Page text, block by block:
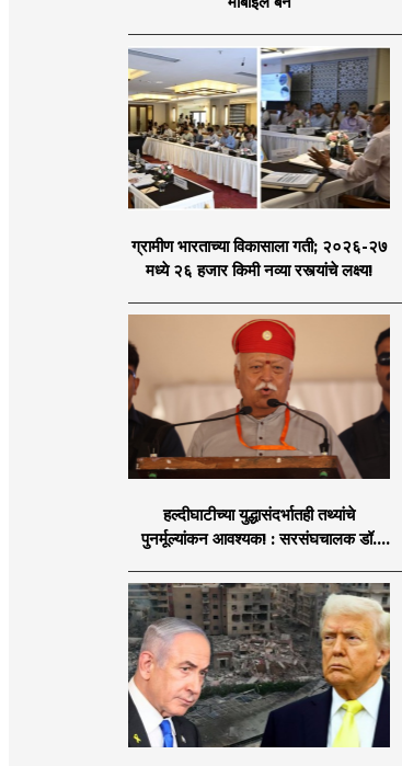
ग्रामीण भारताच्या विकासाला गती; २०२६-२७
मध्ये २६ हजार किमी नव्या रस्त्यांचे लक्ष्य!
हल्दीघाटीच्या युद्धासंदर्भातही तथ्यांचे
पुनर्मूल्यांकन आवश्यक! : सरसंघचालक डॉ.